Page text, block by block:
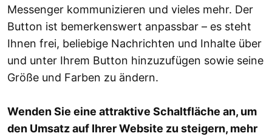
Messenger kommunizieren und vieles mehr. Der
Button ist bemerkenswert anpassbar – es steht
Ihnen frei, beliebige Nachrichten und Inhalte über
und unter Ihrem Button hinzuzufügen sowie seine
Größe und Farben zu ändern.
Wenden Sie eine attraktive Schaltfläche an, um
den Umsatz auf Ihrer Website zu steigern, mehr